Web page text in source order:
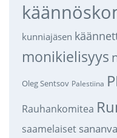
kunniajäsen
monikielisyys
Oleg Sentsov Palestiina
Rauhankomitea
saamelaiset